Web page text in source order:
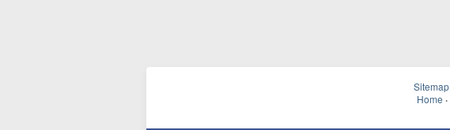
Sitemap
Home ·